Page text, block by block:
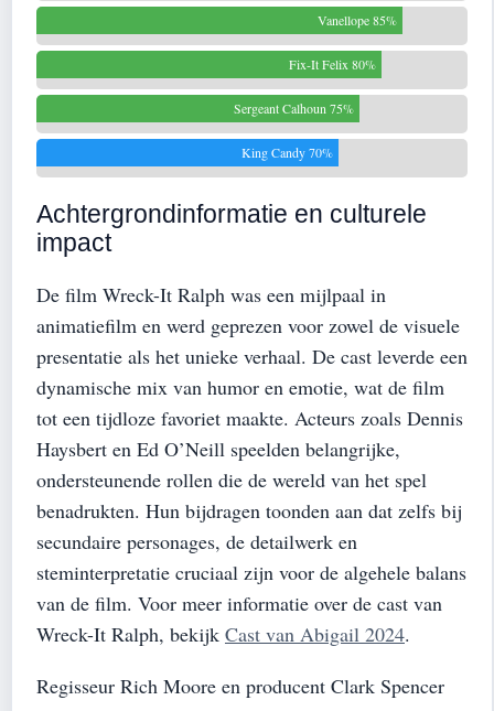
Vanellope 85%
Fix-It Felix 80%
Sergeant Calhoun 75%
King Candy 70%
Achtergrondinformatie en culturele
impact
De film Wreck-It Ralph was een mijlpaal in
animatiefilm en werd geprezen voor zowel de visuele
presentatie als het unieke verhaal. De cast leverde een
dynamische mix van humor en emotie, wat de film
tot een tijdloze favoriet maakte. Acteurs zoals Dennis
Haysbert en Ed O’Neill speelden belangrijke,
ondersteunende rollen die de wereld van het spel
benadrukten. Hun bijdragen toonden aan dat zelfs bij
secundaire personages, de detailwerk en
steminterpretatie cruciaal zijn voor de algehele balans
van de film. Voor meer informatie over de cast van
Wreck-It Ralph, bekijk Cast van Abigail 2024.
Regisseur Rich Moore en producent Clark Spencer